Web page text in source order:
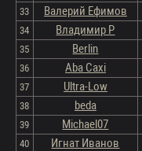
33
Валерий Ефимов
34
Владимир Р
35
Berlin
36
Aba Caxi
37
Ultra-Low
38
beda
39
Michael07
40
Игнат Иванов